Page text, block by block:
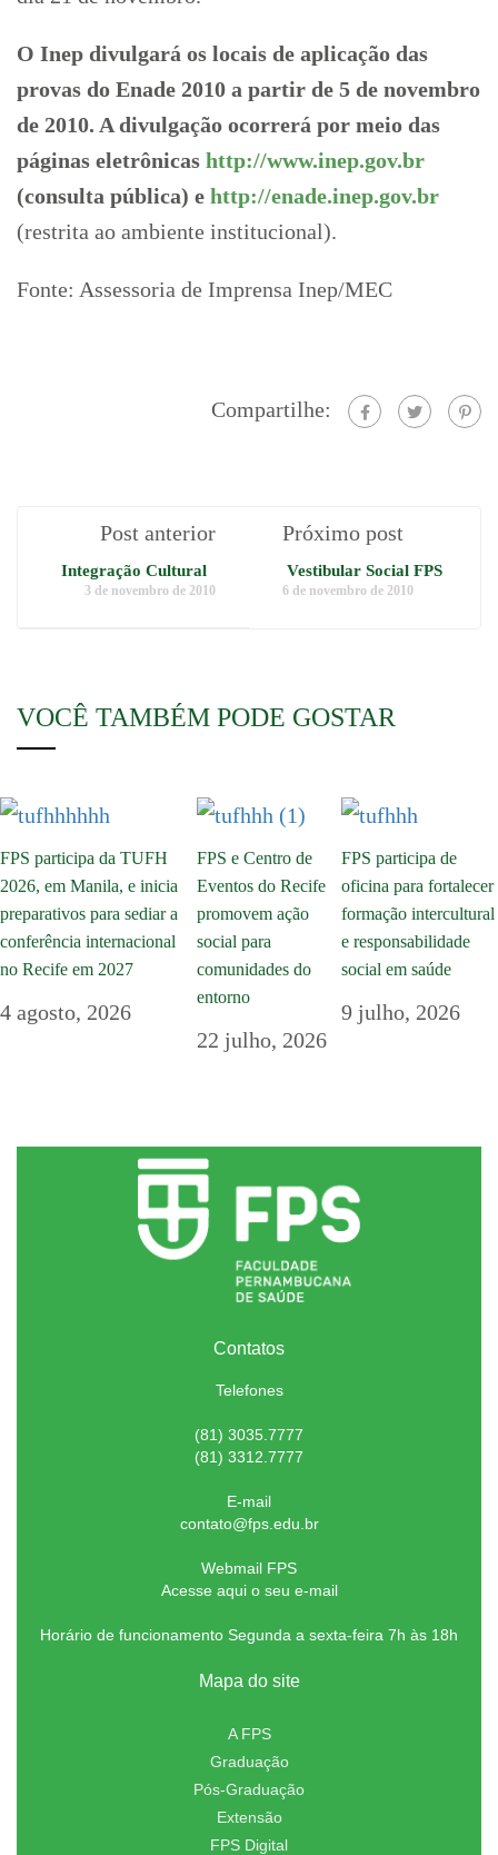
O Inep divulgará os locais de aplicação das
provas do Enade 2010 a partir de 5 de novembro
de 2010. A divulgação ocorrerá por meio das
páginas eletrônicas http://www.inep.gov.br
(consulta pública) e http://enade.inep.gov.br
(restrita ao ambiente institucional).
Fonte: Assessoria de Imprensa Inep/MEC
Compartilhe:
Post anterior
Integração Cultural
3 de novembro de 2010
Próximo post
Vestibular Social FPS
6 de novembro de 2010
VOCÊ TAMBÉM PODE GOSTAR
FPS participa da TUFH
2026, em Manila, e inicia
preparativos para sediar a
conferência internacional
no Recife em 2027
4 agosto, 2026
FPS e Centro de
Eventos do Recife
promovem ação
social para
comunidades do
entorno
22 julho, 2026
FPS participa de
oficina para fortalecer
formação intercultural
e responsabilidade
social em saúde
9 julho, 2026
Contatos
Telefones
(81) 3035.7777
(81) 3312.7777
E-mail
contato@fps.edu.br
Webmail FPS
Acesse aqui o seu e-mail
Horário de funcionamento Segunda a sexta-feira 7h às 18h
Mapa do site
A FPS
Graduação
Pós-Graduação
Extensão
FPS Digital